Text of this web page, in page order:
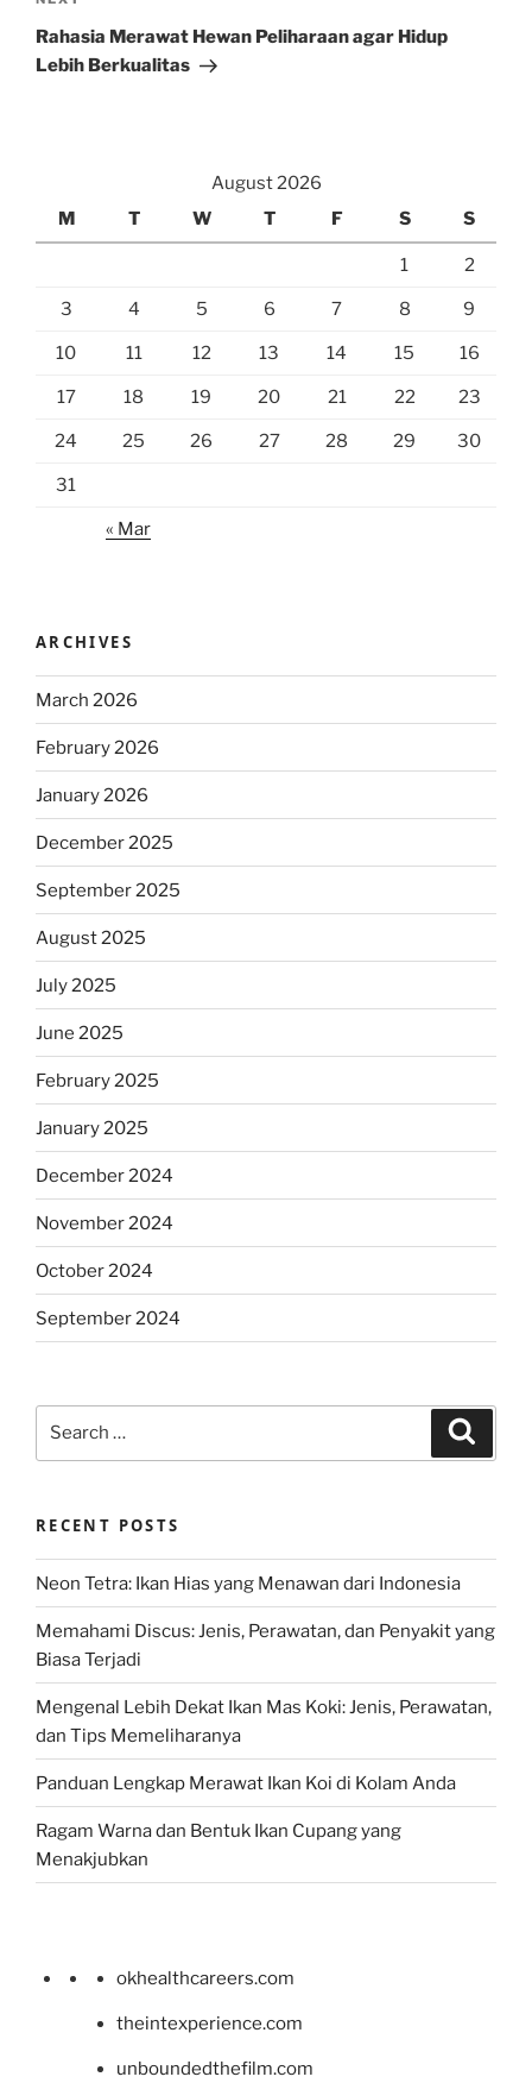
Post
Rahasia Merawat Hewan Peliharaan agar Hidup
Lebih Berkualitas
August 2026
M
T W T F S S
1 2
3 4 5 6 7 8 9
10 11 12 13 14 15 16
17 18 19 20 21 22 23
24 25 26 27 28 29 30
31
« Mar
ARCHIVES
March 2026
February 2026
January 2026
December 2025
September 2025
August 2025
July 2025
June 2025
February 2025
January 2025
December 2024
November 2024
October 2024
September 2024
RECENT POSTS
Neon Tetra: Ikan Hias yang Menawan dari Indonesia
Memahami Discus: Jenis, Perawatan, dan Penyakit yang
Biasa Terjadi
Mengenal Lebih Dekat Ikan Mas Koki: Jenis, Perawatan,
dan Tips Memeliharanya
Panduan Lengkap Merawat Ikan Koi di Kolam Anda
Ragam Warna dan Bentuk Ikan Cupang yang
Menakjubkan
okhealthcareers.com
theintexperience.com
unboundedthefilm.com